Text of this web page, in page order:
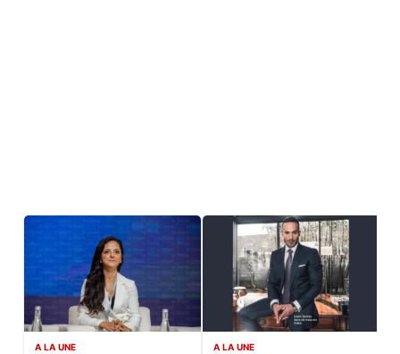
A LA UNE A LA UNE